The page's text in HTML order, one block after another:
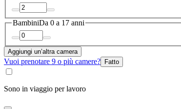
BambiniDa 0 a 17 anni
Aggiungi un’altra camera
Vuoi prenotare 9 o più camere? Fatto
Sono in viaggio per lavoro